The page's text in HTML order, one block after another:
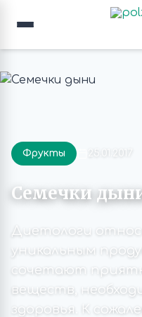
Фрукты 25.01.2017
Семечки
Диетологи
уникальным
сочетают
веществ,
здоровья. К